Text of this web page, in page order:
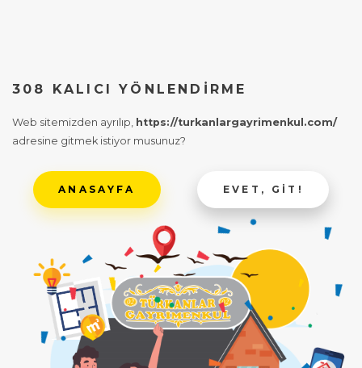
308 KALICI YÖNLENDIRME
Web sitemizden ayrılıp, https://turkanlargayrimenkul.com/
adresine gitmek istiyor musunuz?
ANASAYFA EVET, GIT!